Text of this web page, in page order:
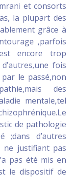
et consorts
la plupart des
grâce à
,parfois
encore trop
fois
le passé,non
des
mentale,tel
de pathologie
;dans d’autres
ne justifiant pas
pas été mis en
le dispositif de